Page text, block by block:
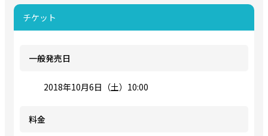
チケット
一般発売日
2018年10月6日（土）10:00
料金